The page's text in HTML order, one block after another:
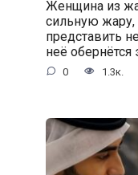
Женщина из
сильную
представить
неё обернётся
0 1.3к.